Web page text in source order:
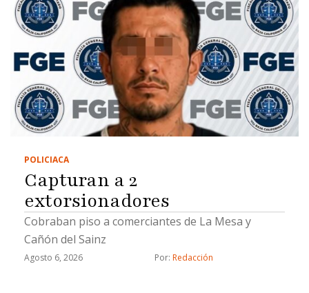
POLICIACA
Capturan a 2
extorsionadores
Cobraban piso a comerciantes de La Mesa y
Cañón del Sainz
Agosto 6, 2026 Por: Redacción